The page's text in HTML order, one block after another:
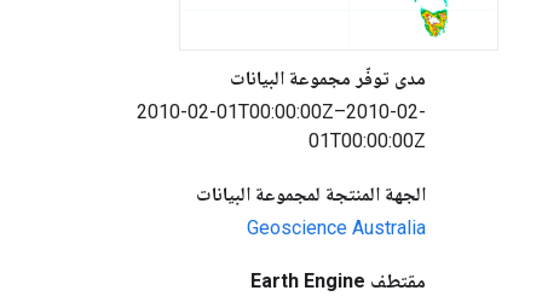
مدى توفّر مجموعة البيانات
2010-02-01T00:00:00Z–2010-02-
01T00:00:00Z
الجهة المنتجة لمجموعة البيانات
Geoscience Australia
مقتطف Earth Engine